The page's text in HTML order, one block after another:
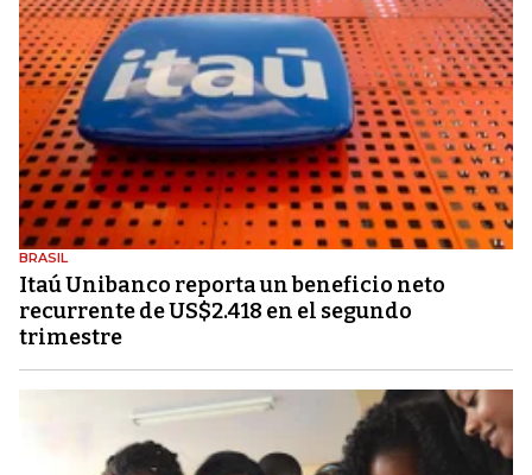
BRASIL
Itaú Unibanco reporta un beneficio neto
recurrente de US$2.418 en el segundo
trimestre